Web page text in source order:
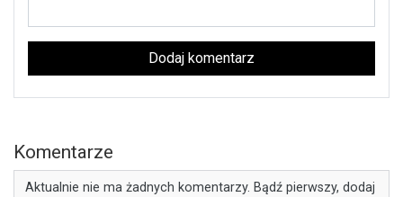
Dodaj komentarz
Komentarze
Aktualnie nie ma żadnych komentarzy. Bądź pierwszy, dodaj